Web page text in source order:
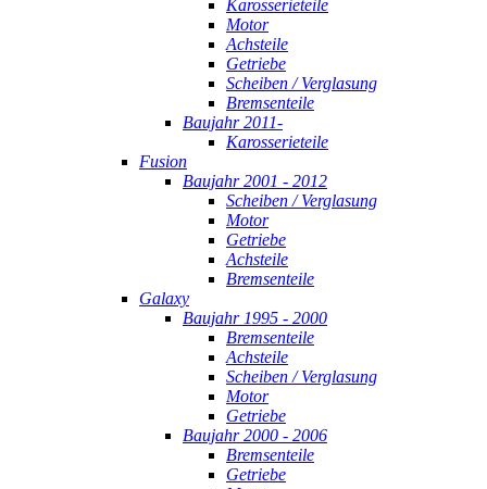
Karosserieteile
Motor
Achsteile
Getriebe
Scheiben / Verglasung
Bremsenteile
Baujahr 2011-
Karosserieteile
Fusion
Baujahr 2001 - 2012
Scheiben / Verglasung
Motor
Getriebe
Achsteile
Bremsenteile
Galaxy
Baujahr 1995 - 2000
Bremsenteile
Achsteile
Scheiben / Verglasung
Motor
Getriebe
Baujahr 2000 - 2006
Bremsenteile
Getriebe